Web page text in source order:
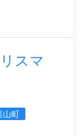
スマ
山町